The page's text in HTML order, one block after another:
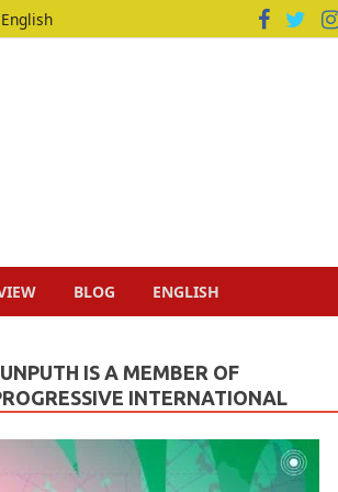
English
BLOG ENGLISH
IS A MEMBER OF
INTERNATIONAL